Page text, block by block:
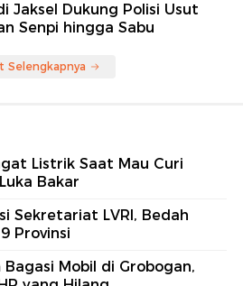
Jaksel Dukung Polisi Usut
Senpi hingga Sabu
Selengkapnya
Listrik Saat Mau Curi
Bakar
Sekretariat LVRI, Bedah
Provinsi
Mobil di Grobogan,